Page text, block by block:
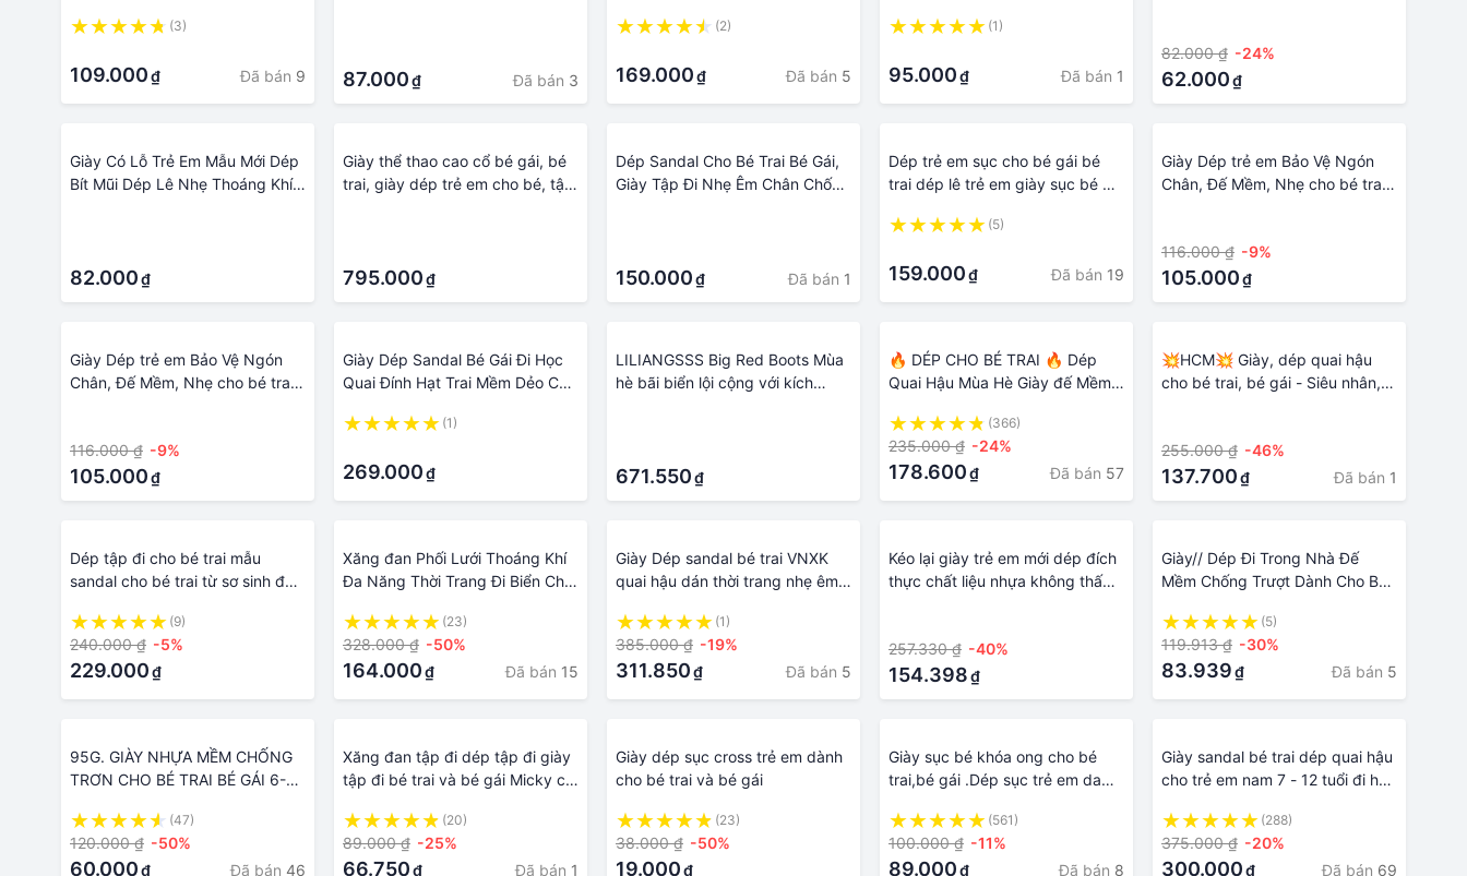
Đến 3 Tuổi
(3)
109.000₫ Đã bán 9 87.000₫ Đã bán 3
tuổi
(2)
169.000₫ Đã bán 5
(1)
95.000₫ Đã bán 1
82.000 ₫ -24%
62.000₫
Giày Có Lỗ Trẻ Em Mẫu Mới Dép
Bít Mũi Dép Lê Nhẹ Thoáng Khí
82.000₫
Giày thể thao cao cổ bé gái, bé
trai, giày dép trẻ em cho bé, tập
795.000₫
Dép Sandal Cho Bé Trai Bé Gái,
Giày Tập Đi Nhẹ Êm Chân Chống
150.000₫ Đã bán 1
Dép trẻ em sục cho bé gái bé
trai dép lê trẻ em giày sục bé gái
mỳ hở mũi GS03
(5)
159.000₫ Đã bán 19
Giày Dép trẻ em Bảo Vệ Ngón
Chân, Đế Mềm, Nhẹ cho bé trai
116.000 ₫ -9%
105.000₫
Giày Dép trẻ em Bảo Vệ Ngón
Chân, Đế Mềm, Nhẹ cho bé trai
116.000 ₫ -9%
105.000₫
Giày Dép Sandal Bé Gái Đi Học
Quai Đính Hạt Trai Mềm Dẻo Cho
(1)
269.000₫
LILIANGSSS Big Red Boots Mùa
hè bãi biển lội cộng với kích
671.550₫
🔥 DÉP CHO BÉ TRAI 🔥 Dép
Quai Hậu Mùa Hè Giày đế Mềm
5-12 Tuổi TTC488
(366)
235.000 ₫ -24%
178.600₫ Đã bán 57
💥HCM💥 Giày, dép quai hậu
cho bé trai, bé gái - Siêu nhân,
255.000 ₫ -46%
137.700₫ Đã bán 1
Dép tập đi cho bé trai mẫu
sandal cho bé trai từ sơ sinh đến
SUMIN KIDS
(9)
240.000 ₫ -5%
229.000₫
Xăng đan Phối Lưới Thoáng Khí
Đa Năng Thời Trang Đi Biển Cho
trai dép sandal bé giày sandal
bé trai gái dép sandal cho bé
(23)
328.000 ₫ -50%
164.000₫ Đã bán 15
Giày Dép sandal bé trai VNXK
quai hậu dán thời trang nhẹ êm
biển Ub41 chính hãng Urban
(1)
385.000 ₫ -19%
311.850₫ Đã bán 5
Kéo lại giày trẻ em mới dép đích
thực chất liệu nhựa không thấm
257.330 ₫ -40%
154.398₫
Giày// Dép Đi Trong Nhà Đế
Mềm Chống Trượt Dành Cho Bé
(5)
119.913 ₫ -30%
83.939₫ Đã bán 5
95G. GIÀY NHỰA MỀM CHỐNG
TRƠN CHO BÉ TRAI BÉ GÁI 6-36
THƯƠNG CHO BÉ. BABY LINK
SHOPEE
(47)
120.000 ₫ -50%
60.000₫ Đã bán 46
Xăng đan tập đi dép tập đi giày
tập đi bé trai và bé gái Micky có
chống trượt
(20)
89.000 ₫ -25%
66.750₫ Đã bán 1
Giày dép sục cross trẻ em dành
cho bé trai và bé gái
(23)
38.000 ₫ -50%
19.000₫
Giày sục bé khóa ong cho bé
trai,bé gái .Dép sục trẻ em da
(561)
100.000 ₫ -11%
89.000₫ Đã bán 8
Giày sandal bé trai dép quai hậu
cho trẻ em nam 7 - 12 tuổi đi học
KENTO ST83 (288)
375.000 ₫ -20%
300.000₫ Đã bán 69